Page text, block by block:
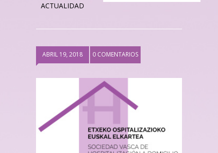
ACTUALIDAD
ABRIL 19, 2018 0 COMENTARIOS